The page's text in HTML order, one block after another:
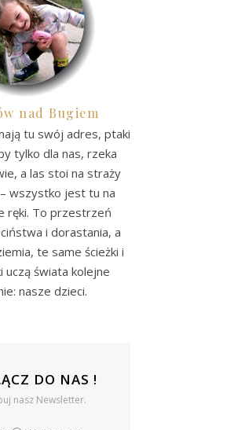
nad Bugiem
tu swój adres, ptaki
tylko dla nas, rzeka
a las stoi na straży
wszystko jest tu na
ręki. To przestrzeń
i dorastania, a
te same ścieżki i
uczą świata kolejne
nasze dzieci.
DO NAS !
nasz Newsletter.